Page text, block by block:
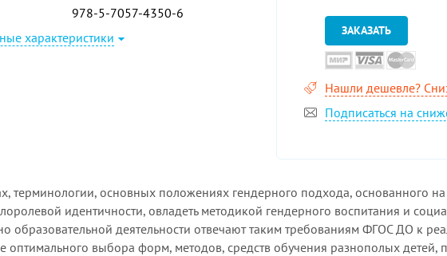
ЗАКАЗАТЬ
Нашли дешевле?
Подписаться на
978-5-7057-4350-6
характеристики
терминологии, основных положениях гендерного подхода, основанного
идентичности, овладеть методикой гендерного воспитания и
образовательной деятельности отвечают таким требованиям ФГОС ДО к
выбора форм, методов, средств обучения разнополых детей,